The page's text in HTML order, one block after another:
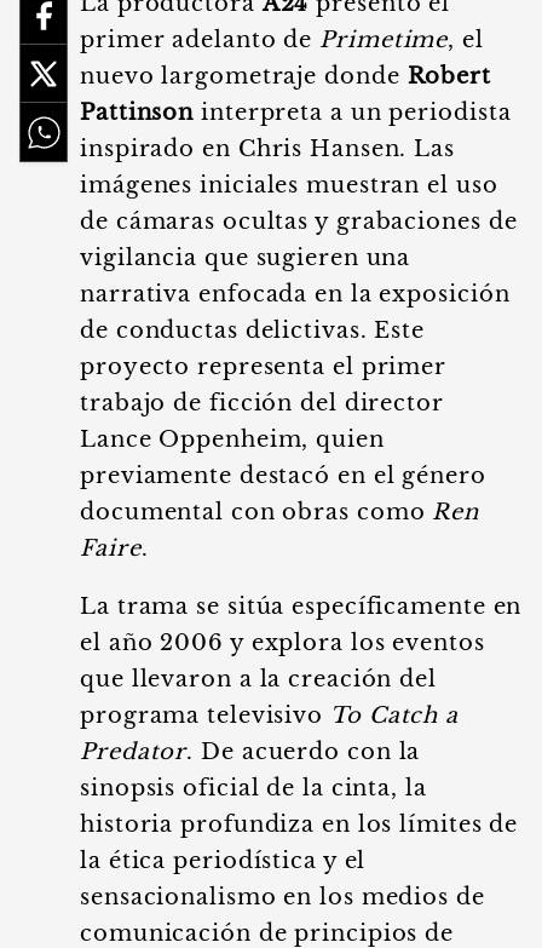
primer adelanto de Primetime, el
nuevo largometraje donde Robert
Pattinson interpreta a un periodista
inspirado en Chris Hansen. Las
imágenes iniciales muestran el uso
de cámaras ocultas y grabaciones de
vigilancia que sugieren una
narrativa enfocada en la exposición
de conductas delictivas. Este
proyecto representa el primer
trabajo de ficción del director
Lance Oppenheim, quien
previamente destacó en el género
documental con obras como Ren
Faire.
La trama se sitúa específicamente en
el año 2006 y explora los eventos
que llevaron a la creación del
programa televisivo To Catch a
Predator. De acuerdo con la
sinopsis oficial de la cinta, la
historia profundiza en los límites de
la ética periodística y el
sensacionalismo en los medios de
comunicación de principios de